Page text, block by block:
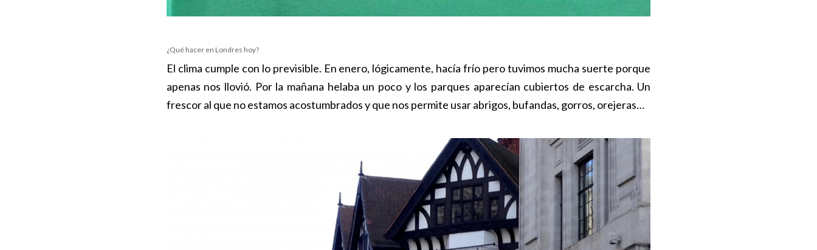
¿Qué hacer en Londres hoy?
El clima cumple con lo previsible. En enero, lógicamente, hacía frío pero tuvimos mucha suerte porque
apenas nos llovió. Por la mañana helaba un poco y los parques aparecían cubiertos de escarcha. Un
frescor al que no estamos acostumbrados y que nos permite usar abrigos, bufandas, gorros, orejeras…